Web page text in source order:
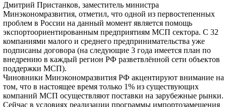
Дмитрий Пристанков, заместитель министра
Минэкономразвития, отметил, что одной из первостепенных
проблем в России на данный момент является помощь
экспортоориентированным предприятиям МСП сектора. С 32
компаниями малого и среднего предпринимательства уже
подписаны договора (на следующие 3 года имеется план по
внедрению в каждый регион РФ разветвлённой сети объектов
поддержки МСП).
Чиновники Минэкономразвития РФ акцентируют внимание на
том, что в настоящее время только 1% из существующих
компаний МСП осуществляют поставки на зарубежные рынки.
Сейчас в условиях реализации программы импортозамещения